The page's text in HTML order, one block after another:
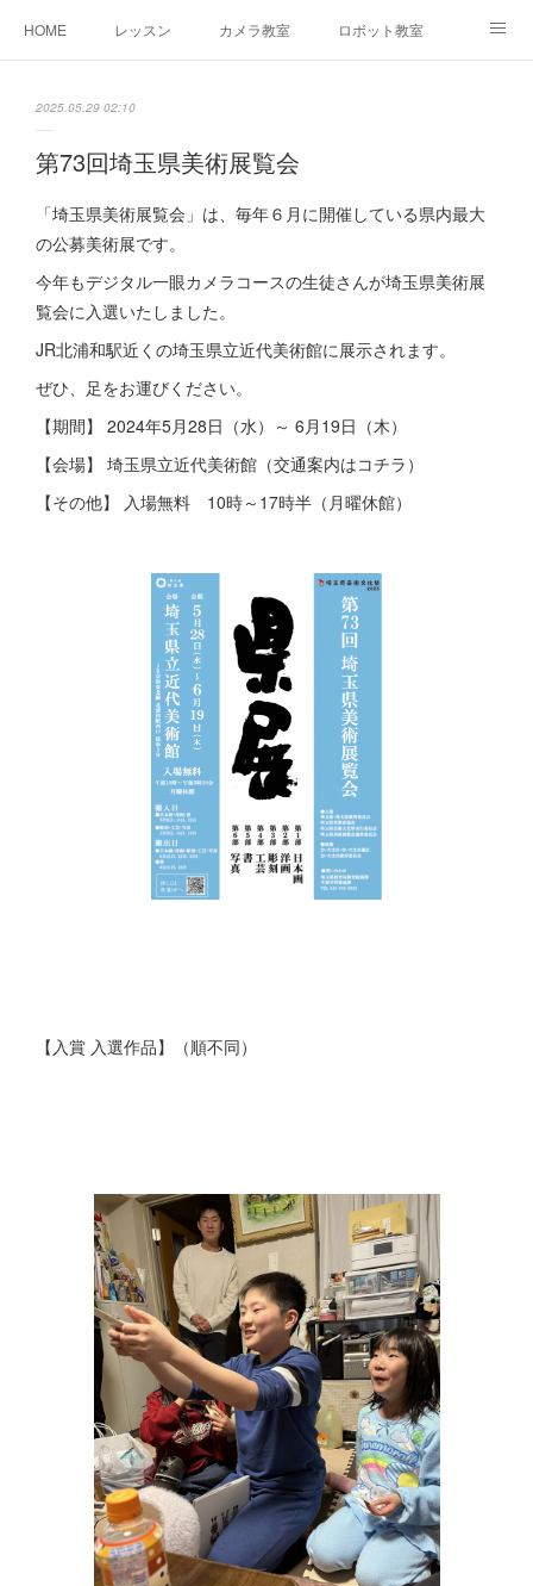
HOME レッスン カメラ教室 ロボット教室
2025.05.29 02:10
第73回埼玉県美術展覧会
「埼玉県美術展覧会」は、毎年６月に開催している県内最大
の公募美術展です。
今年もデジタル一眼カメラコースの生徒さんが埼玉県美術展
覧会に入選いたしました。
JR北浦和駅近くの埼玉県立近代美術館に展示されます。
ぜひ、足をお運びください。
【期間】 2024年5月28日（水）～ 6月19日（木）
【会場】 埼玉県立近代美術館（交通案内はコチラ）
【その他】 入場無料 10時～17時半（月曜休館）
【入賞 入選作品】（順不同）